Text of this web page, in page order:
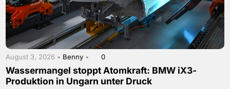
August 3, 2026 • Benny • 0
Wassermangel stoppt Atomkraft: BMW iX3-
Produktion in Ungarn unter Druck